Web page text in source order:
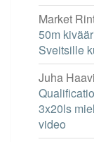
Market
50m
Sveitsille
Juha
3x20ls
video